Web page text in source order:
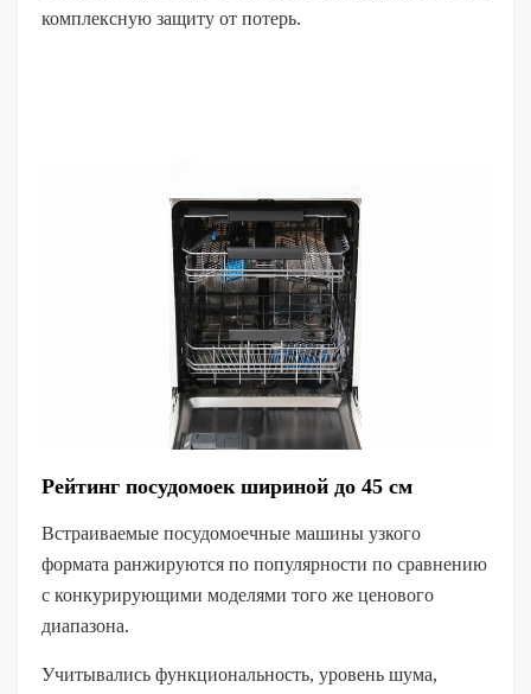
комплексную защиту от потерь.
Рейтинг посудомоек шириной до 45 см
Встраиваемые посудомоечные машины узкого
формата ранжируются по популярности по сравнению
с конкурирующими моделями того же ценового
диапазона.
Учитывались функциональность, уровень шума,